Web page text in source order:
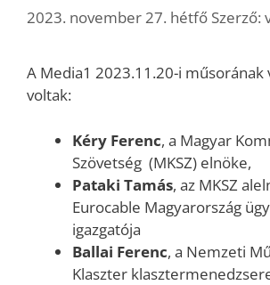
2023. november 27. hétfő Szerző:
A Media1 2023.11.20-i műsorának
voltak:
Kéry Ferenc, a Magyar
Szövetség (MKSZ) elnöke,
Pataki Tamás, az MKSZ
Eurocable Magyarország
igazgatója
Ballai Ferenc, a Nemzeti
Klaszter